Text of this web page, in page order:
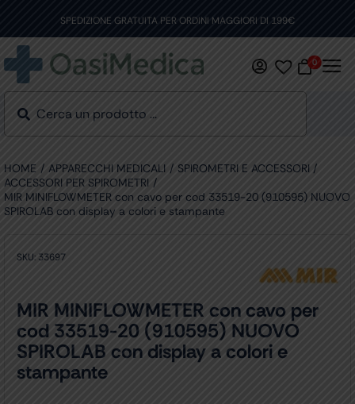
content
SPEDIZIONE GRATUITA PER ORDINI MAGGIORI DI 199€
0
HOME APPARECCHI MEDICALI
SPIROMETRI E ACCESSORI
ACCESSORI PER SPIROMETRI
MIR MINIFLOWMETER con cavo per cod 33519-20 (910595) NUOVO
SPIROLAB con display a colori e stampante
SKU: 33697
MIR MINIFLOWMETER con cavo per
cod 33519-20 (910595) NUOVO
SPIROLAB con display a colori e
stampante